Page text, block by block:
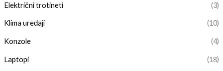
Električni trotineti (3)
Klima uređaji (10)
Konzole (4)
Laptopi (18)